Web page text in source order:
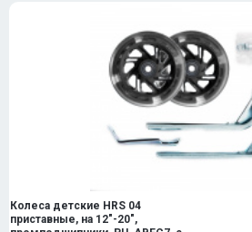
Колеса детские HRS 04
приставные, на 12"-20",